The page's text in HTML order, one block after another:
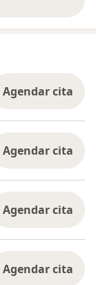
Agendar cita
Agendar cita
Agendar cita
Agendar cita